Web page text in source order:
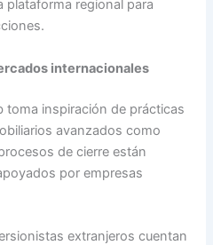
plataforma regional para
internacionales
toma inspiración de prácticas
avanzados como
de cierre están
por empresas
extranjeros cuentan